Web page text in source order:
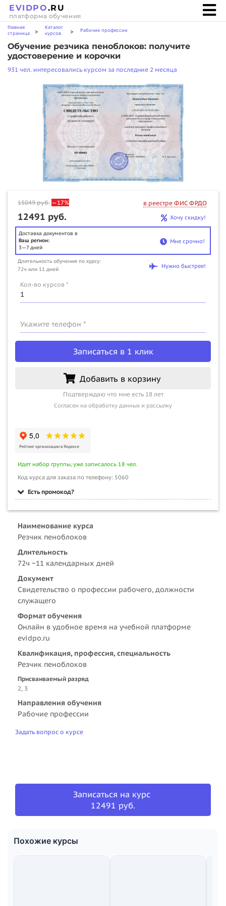
EVIDPO.RU
платформа обучения
Главная
страница
>
Каталог
курсов
> Рабочие профессии
Обучение резчика пеноблоков: получите
удостоверение и корочки
931 чел. интересовались курсом за последние 2 месяца
15049руб. —17% в реестре ФИС ФРДО
12491 руб. Хочу скидку!
Доставка документов в
Ваш регион:
3—7 дней
Мне срочно!
Длительность обучения по курсу:
72ч или 11 дней
Нужно быстрее!
Кол-во курсов *
Укажите телефон *
Записаться в 1 клик
Добавить в корзину
Подтверждаю что мне есть 18 лет
Согласен на обработку данных и рассылку
Идет набор группы, уже записалось 18 чел.
Код курса для заказа по телефону: 5060
Есть промокод?
Наименование курса
Резчик пеноблоков
Длительность
72ч ~11 календарных дней
Документ
Свидетельство о профессии рабочего, должности
служащего
Формат обучения
Онлайн в удобное время на учебной платформе
evidpo.ru
Квалификация, профессия, специальность
Резчик пеноблоков
Присваиваемый разряд
2, 3
Направления обучения
Рабочие профессии
Задать вопрос о курсе
Записаться на курс
12491 руб.
Похожие курсы